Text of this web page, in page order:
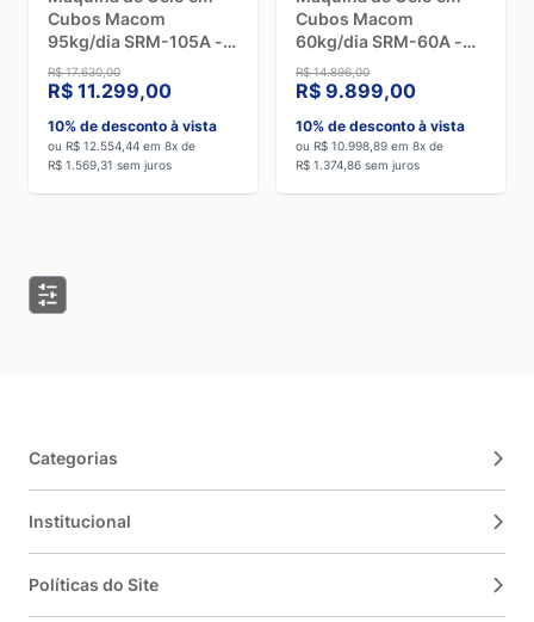
Cubos Macom
95kg/dia SRM-105A -
220V
R$ 17.630,00
R$ 11.299,00
10% de desconto à vista
ou R$ 12.554,44 em 8x de
R$ 1.569,31 sem juros
Cubos Macom
60kg/dia SRM-60A -
220V
R$ 14.896,00
R$ 9.899,00
10% de desconto à vista
ou R$ 10.998,89 em 8x de
R$ 1.374,86 sem juros
Categorias
Institucional
Políticas do Site